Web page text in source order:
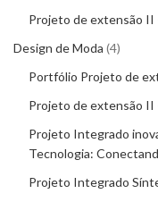
Projeto de extensão
Design de Moda 4
Portfólio Projeto de
Projeto de extensão II
Projeto Integrado
Tecnologia:
Projeto Integrado